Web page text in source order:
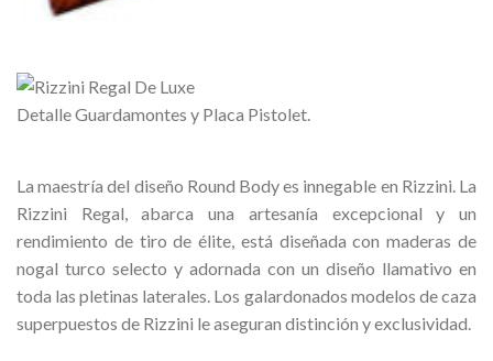
Detalle Guardamontes y Placa Pistolet.
La maestría del diseño Round Body es innegable en Rizzini. La
Rizzini Regal, abarca una artesanía excepcional y un
rendimiento de tiro de élite, está diseñada con maderas de
nogal turco selecto y adornada con un diseño llamativo en
toda las pletinas laterales. Los galardonados modelos de caza
superpuestos de Rizzini le aseguran distinción y exclusividad.